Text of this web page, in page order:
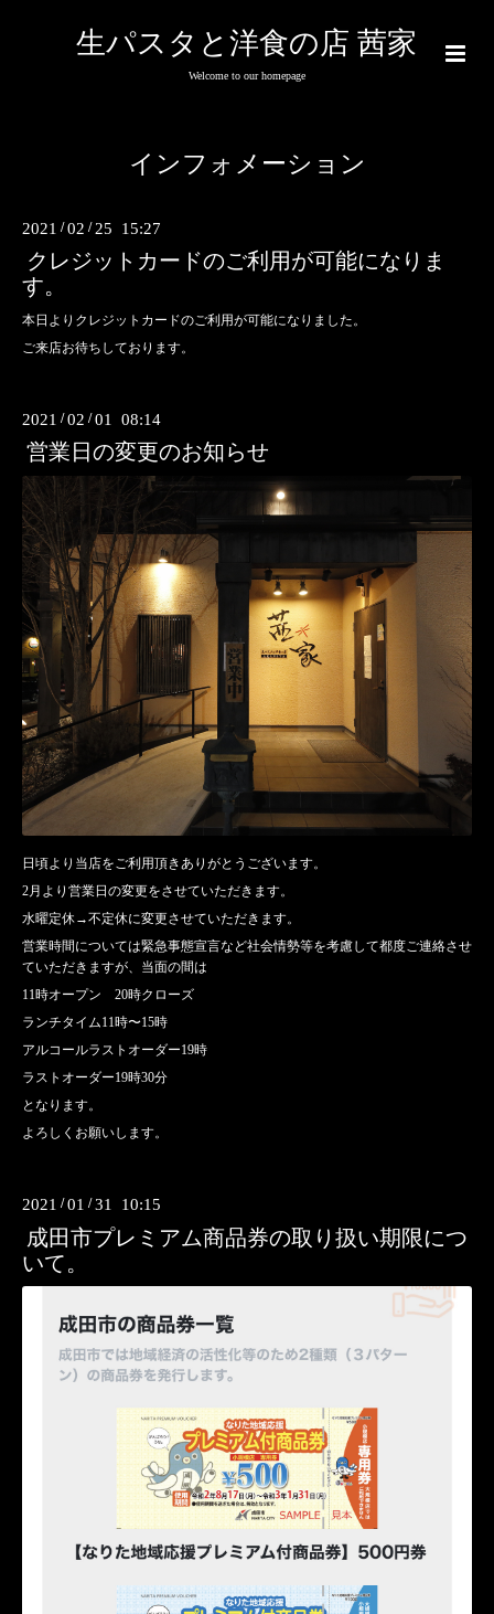
生パスタと洋食の店 茜家
Welcome to our homepage
インフォメーション
2021 /02 / 25 15:27
クレジットカードのご利用が可能になりま
す。
本日よりクレジットカードのご利用が可能になりました。
ご来店お待ちしております。
2021 /02 /01 08:14
営業日の変更のお知らせ
日頃より当店をご利用頂きありがとうございます。
2月より営業日の変更をさせていただきます。
水曜定休→不定休に変更させていただきます。
営業時間については緊急事態宣言など社会情勢等を考慮して都度ご連絡させ
ていただきますが、当面の間は
11時オープン 20時クローズ
ランチタイム11時〜15時
アルコールラストオーダー19時
ラストオーダー19時30分
となります。
よろしくお願いします。
2021 /01 /31 10:15
成田市プレミアム商品券の取り扱い期限につ
いて。